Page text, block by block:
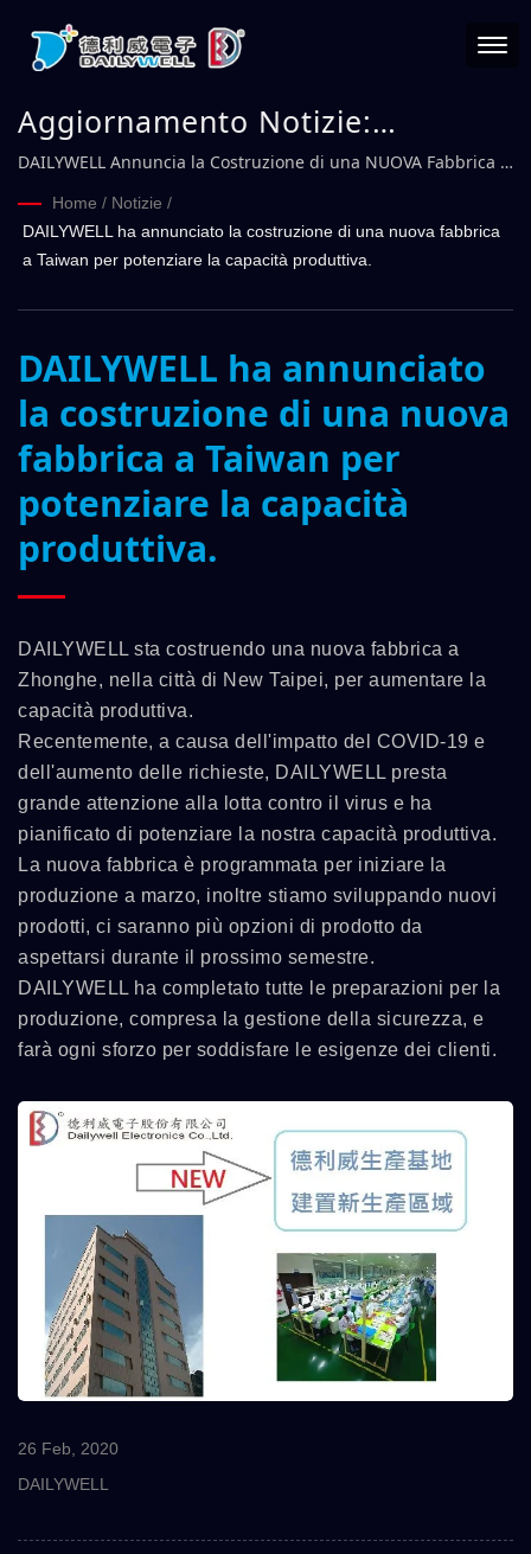
Aggiornamento Notizie:
DAILYWELL ha annunciato la
costruzione di una nuova
fabbrica a Taiwan per potenziare
DAILYWELL Annuncia la Costruzione di una NUOVA Fabbrica a
Home / Notizie /
DAILYWELL ha annunciato la costruzione di una nuova fabbrica
a Taiwan per potenziare la capacità produttiva.
DAILYWELL ha annunciato
la costruzione di una nuova
fabbrica a Taiwan per
potenziare la capacità
produttiva.
DAILYWELL sta costruendo una nuova fabbrica a
Zhonghe, nella città di New Taipei, per aumentare la
capacità produttiva.
Recentemente, a causa dell'impatto del COVID-19 e
dell'aumento delle richieste, DAILYWELL presta
grande attenzione alla lotta contro il virus e ha
pianificato di potenziare la nostra capacità produttiva.
La nuova fabbrica è programmata per iniziare la
produzione a marzo, inoltre stiamo sviluppando nuovi
prodotti, ci saranno più opzioni di prodotto da
aspettarsi durante il prossimo semestre.
DAILYWELL ha completato tutte le preparazioni per la
produzione, compresa la gestione della sicurezza, e
farà ogni sforzo per soddisfare le esigenze dei clienti.
26 Feb, 2020
DAILYWELL